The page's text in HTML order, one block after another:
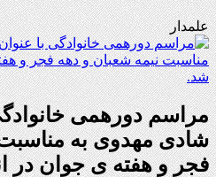
علمدار
مراسم دورهمی
شادی مهدوی به
فجر و هفته ی جوان در